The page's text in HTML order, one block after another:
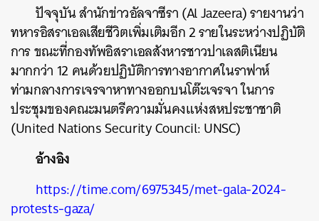
ปัจจุบัน สำนักข่าวอัลจาซีรา (Al Jazeera) รายงานว่า
ทหารอิสราเอลเสียชีวิตเพิ่มเติมอีก 2 รายในระหว่างปฏิบัติ
การ ขณะที่กองทัพอิสราเอลสังหารชาวปาเลสติเนียน
มากกว่า 12 คนด้วยปฏิบัติการทางอากาศในราฟาห์
ท่ามกลางการเจรจาหาทางออกบนโต๊ะเจรจา ในการ
ประชุมของคณะมนตรีความมั่นคงแห่งสหประชาชาติ
(United Nations Security Council: UNSC)
อ้างอิง
https://time.com/6975345/met-gala-2024-
protests-gaza/